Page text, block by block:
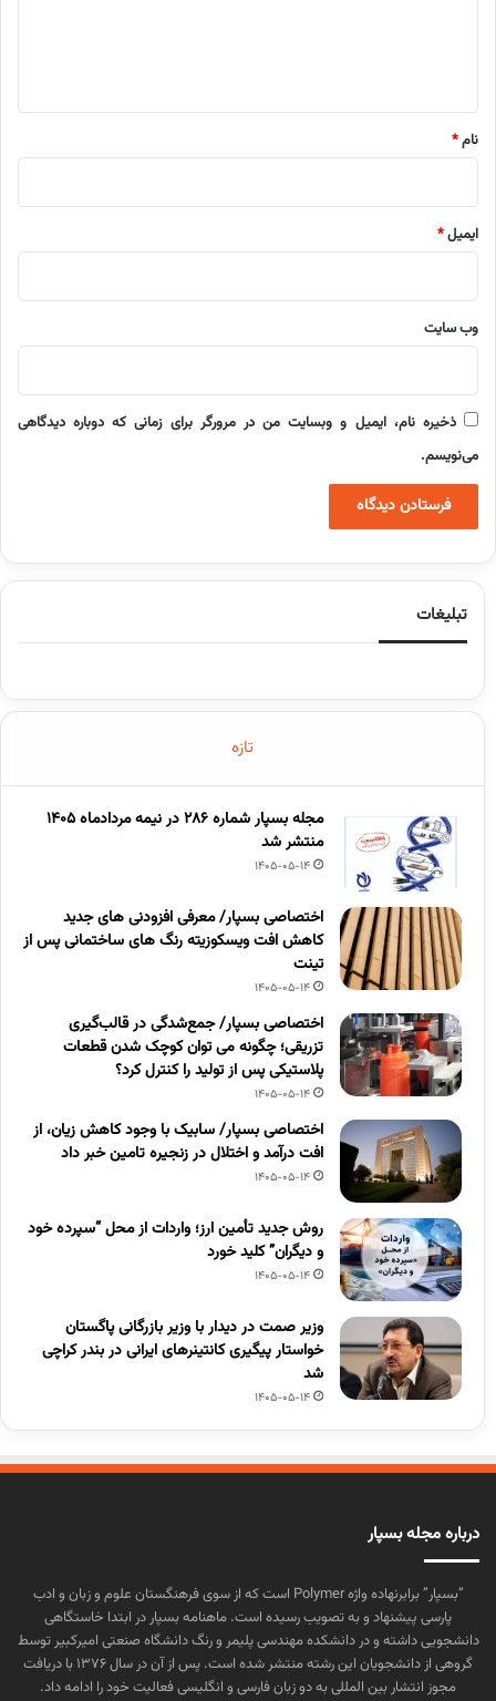
نام*
ایمیل*
وب‌ سایت
ذخیره نام، ایمیل و وبسایت من در مرورگر برای زمانی که دوباره دیدگاهی
می‌نویسم.
تبلیغات
تازه
مجله بسپار شماره 286 در نیمه مردادماه 1405
منتشر شد
1405-05-14
اختصاصی بسپار/ معرفی افزودنی های جدید
کاهش افت ویسکوزیته رنگ های ساختمانی پس از
تینت
1405-05-14
اختصاصی بسپار/ جمع‌شدگی در قالب‌گیری
تزریقی؛ چگونه می توان کوچک شدن قطعات
پلاستیکی پس از تولید را کنترل کرد؟
1405-05-14
اختصاصی بسپار/ سابیک با وجود کاهش زیان، از
افت درآمد و اختلال در زنجیره تامین خبر داد
1405-05-14
روش جدید تأمین ارز؛ واردات از محل “سپرده خود
و دیگران” کلید خورد
1405-05-14
وزیر صمت در دیدار با وزیر بازرگانی پاگستان
خواستار پیگیری کانتینرهای ایرانی در بندر کراچی
شد
1405-05-14
درباره مجله بسپار
“بسپار” برابرنهاده واژه Polymer است که از سوی فرهنگستان علوم و زبان و ادب
پارسی پیشنهاد و به تصویب رسیده است. ماهنامه بسپار در ابتدا خاستگاهی
دانشجویی داشته و در دانشکده مهندسی پلیمر و رنگ دانشگاه صنعتی امیرکبیر توسط
گروهی از دانشجویان این رشته منتشر شده است. پس از آن در سال ۱۳۷۶ با دریافت
مجوز انتشار بین المللی به دو زبان فارسی و انگلیسی فعالیت خود را ادامه داد.